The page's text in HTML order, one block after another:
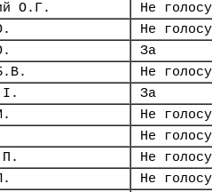
О.Г.
Не
Не
За
Не
За
Не
Не
Не
Не